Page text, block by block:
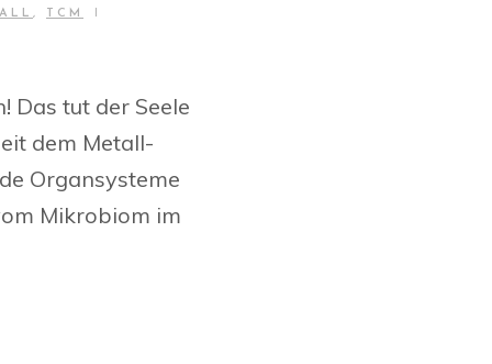
, TCM
Das tut der Seele
dem Metall-
Organsysteme
Mikrobiom im